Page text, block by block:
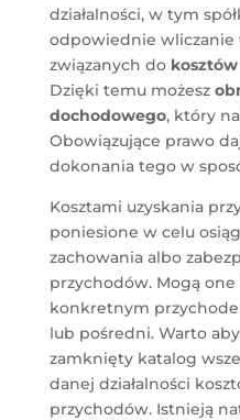
działalności, w tym
odpowiednie wliczanie
związanych do
Dzięki temu możesz
dochodowego, który
Obowiązujące prawo
dokonania tego w
Kosztami uzyskania
poniesione w celu
zachowania albo
przychodów. Mogą one
konkretnym
lub pośredni. Warto
zamknięty katalog
danej działalności
przychodów. Istnieją